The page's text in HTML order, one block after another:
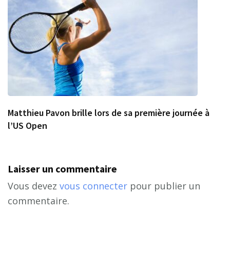
Matthieu Pavon brille lors de sa première journée à
l’US Open
Laisser un commentaire
Vous devez vous connecter pour publier un
commentaire.